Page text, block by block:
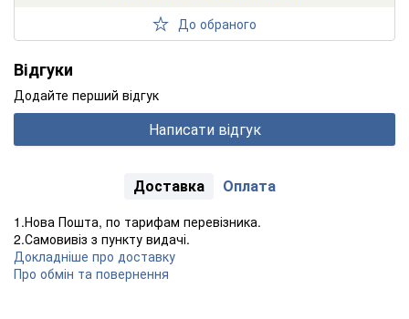
До обраного
Відгуки
Додайте перший відгук
Написати відгук
Доставка Оплата
1.Нова Пошта, по тарифам перевізника.
2.Самовивіз з пункту видачі.
Докладніше про доставку
Про обмін та повернення